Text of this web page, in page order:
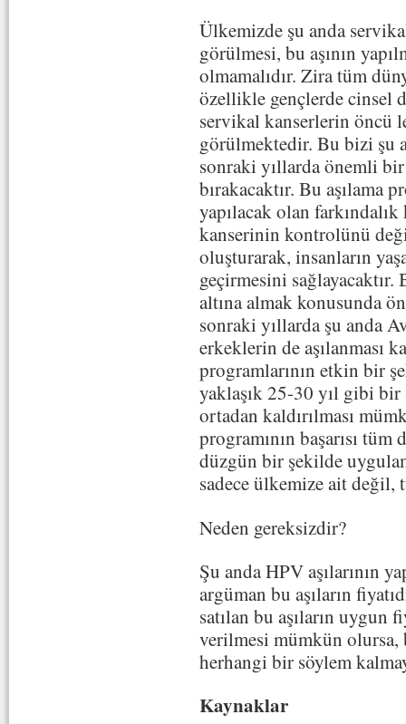
Ülkemizde şu anda
görülmesi, bu aşının
olmamalıdır. Zira tüm
özellikle gençlerde cinsel
servikal kanserlerin öncü
görülmektedir. Bu bizi şu
sonraki yıllarda önemli
bırakacaktır. Bu aşılama
yapılacak olan
kanserinin kontrolünü
oluşturarak, insanların
geçirmesini
altına almak konusunda
sonraki yıllarda şu anda
erkeklerin de aşılanması
programlarının etkin bir
yaklaşık 25-30 yıl gibi bir
ortadan kaldırılması
programının başarısı
düzgün bir şekilde
sadece ülkemize ait değil,
Neden gereksizdir?
Şu anda HPV aşılarının
argüman bu aşıların
satılan bu aşıların uygun
verilmesi mümkün olursa,
herhangi bir söylem
Kaynaklar